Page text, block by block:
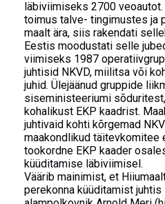
läbiviimiseks 2700 veoautot.
toimus talve- tingimustes ja
maalt ära, siis rakendati
Eestis moodustati selle
viimiseks 1987
juhtisid NKVD, miilitsa või
juhid. Ülejäänud gruppide
siseministeeriumi
kohalikust EKP kaadrist.
juhtivaid kohti kõrgemad
maakondlikud täitevkomitee
tookordne EKP kaader
küüditamise läbiviimisel.
Väärib mainimist, et
perekonna küüditamist juhtis